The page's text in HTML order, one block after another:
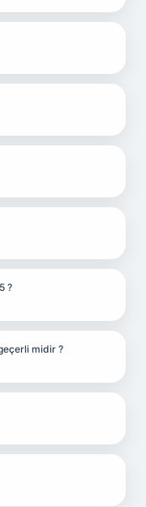
?
midir ?